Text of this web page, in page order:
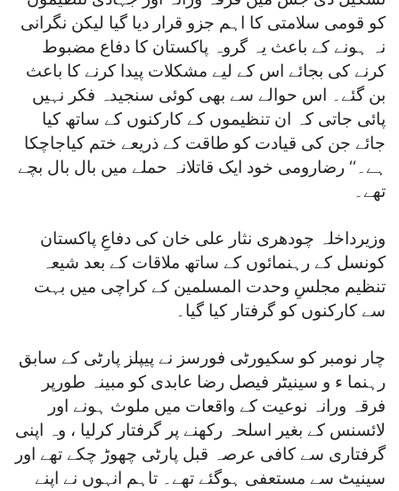
کو قومی سلامتی کا اہم جزو قرار دیا گیا لیکن نگرانی
نہ ہونے کے باعث یہ گروہ پاکستان کا دفاع مضبوط
کرنے کی بجائے اس کے لیے مشکلات پیدا کرنے کا باعث
بن گئے۔ اس حوالے سے بھی کوئی سنجیدہ فکر نہیں
پائی جاتی کہ ان تنظیموں کے کارکنوں کے ساتھ کیا
جائے جن کی قیادت کو طاقت کے ذریعے ختم کیاجاچکا
ہے۔‘‘ رضارومی خود ایک قاتلانہ حملے میں بال بال بچے
تھے۔
وزیرداخلہ چودھری نثار علی خان کی دفاعِ پاکستان
کونسل کے رہنمائوں کے ساتھ ملاقات کے بعد شیعہ
تنظیم مجلسِ وحدت المسلمین کے کراچی میں بہت
سے کارکنوں کو گرفتار کیا گیا۔
چار نومبر کو سکیورٹی فورسز نے پیپلز پارٹی کے سابق
رہنما ء و سینیٹر فیصل رضا عابدی کو مبینہ طورپر
فرقہ ورانہ نوعیت کے واقعات میں ملوث ہونے اور
لائسنس کے بغیر اسلحہ رکھنے پر گرفتار کرلیا ، وہ اپنی
گرفتاری سے کافی عرصہ قبل پارٹی چھوڑ چکے تھے اور
سینیٹ سے مستعفی ہوگئے تھے۔ تاہم انہوں نے اپنے